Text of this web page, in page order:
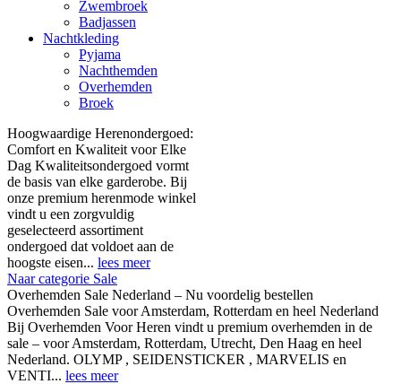
Zwembroek
Badjassen
Nachtkleding
Pyjama
Nachthemden
Overhemden
Broek
Hoogwaardige Herenondergoed:
Comfort en Kwaliteit voor Elke
Dag Kwaliteitsondergoed vormt
de basis van elke garderobe. Bij
onze premium herenmode winkel
vindt u een zorgvuldig
geselecteerd assortiment
ondergoed dat voldoet aan de
hoogste eisen... lees meer
Naar categorie Sale
Overhemden Sale Nederland – Nu voordelig bestellen
Overhemden Sale voor Amsterdam, Rotterdam en heel Nederland
Bij Overhemden Voor Heren vindt u premium overhemden in de
sale – voor Amsterdam, Rotterdam, Utrecht, Den Haag en heel
Nederland. OLYMP , SEIDENSTICKER , MARVELIS en
VENTI... lees meer